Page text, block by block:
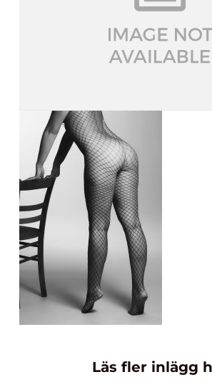
Läs fler inlägg